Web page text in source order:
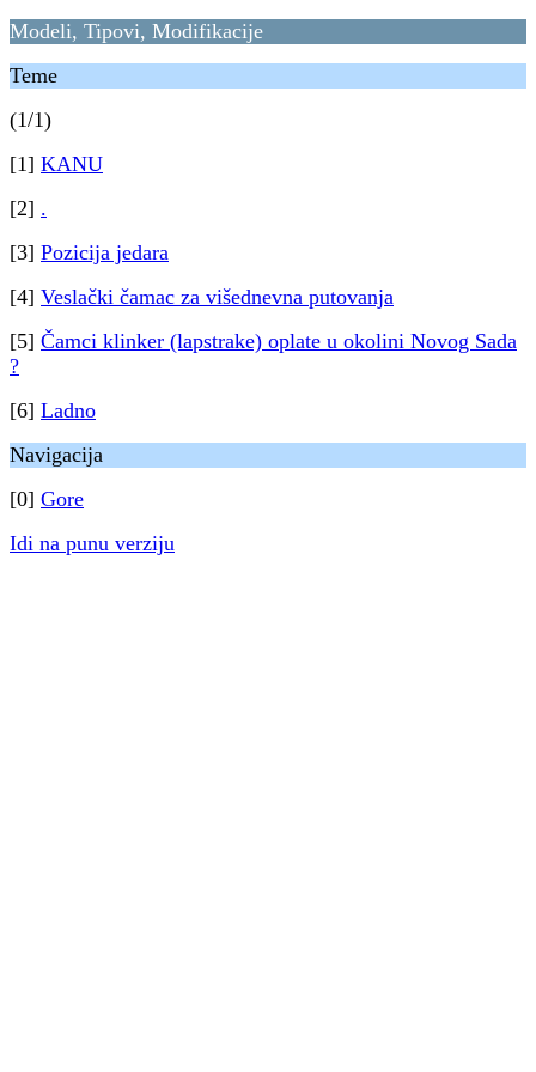
Modeli, Tipovi, Modifikacije
Teme
(1/1)
[1] KANU
[2] .
[3] Pozicija jedara
[4] Veslački čamac za višednevna putovanja
[5] Čamci klinker (lapstrake) oplate u okolini Novog Sada
?
[6] Ladno
Navigacija
[0] Gore
Idi na punu verziju